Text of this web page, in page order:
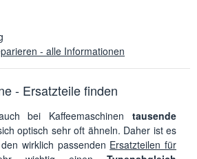
- alle Informationen
- Ersatzteile finden
bei Kaffeemaschinen tausende
optisch sehr oft ähneln. Daher ist es
wirklich passenden Ersatzteilen für